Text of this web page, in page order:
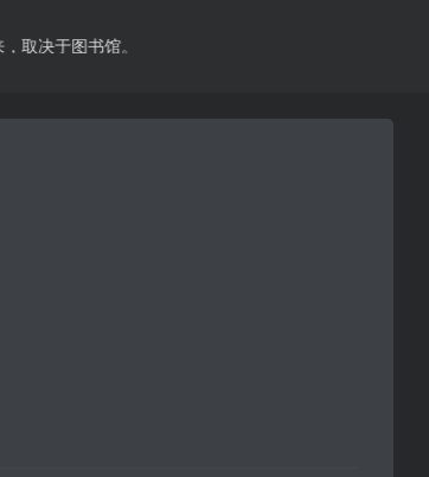
取决于图书馆。